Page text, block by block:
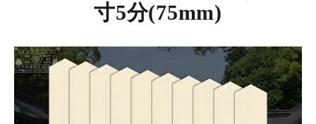
ようこそ ゲスト 様
ログイン
寸5分(75mm)